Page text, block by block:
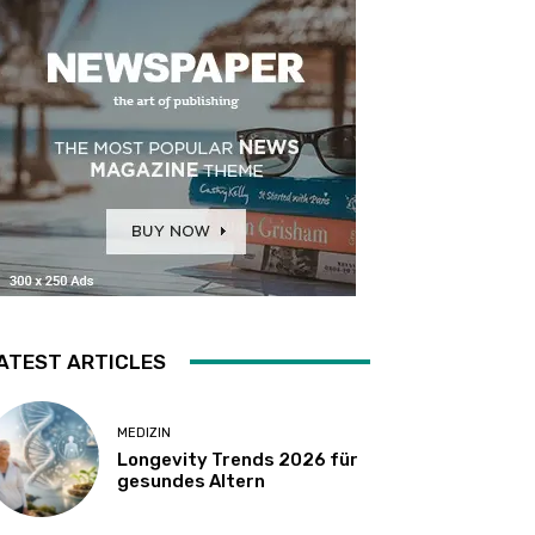
ARTICLES
MEDIZIN
Longevity Trends 2026 für
gesundes Altern